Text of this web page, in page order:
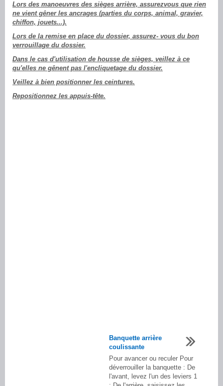
Lors des manoeuvres des sièges arrière, assurezvous que rien
ne vient gêner les ancrages (parties du corps, animal, gravier,
chiffon, jouets...).
Lors de la remise en place du dossier, assurez- vous du bon
verrouillage du dossier.
Dans le cas d'utilisation de housse de sièges, veillez à ce
qu'elles ne gênent pas l'encliquetage du dossier.
Veillez à bien positionner les ceintures.
Repositionnez les appuis-tête.
Banquette arrière
coulissante
Pour avancer ou reculer Pour
déverrouiller la banquette : De
l'avant, levez l'un des leviers 1